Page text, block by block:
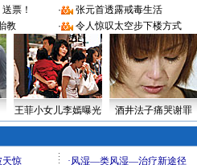
票！ ·
张元首透露戒毒生活
教 · 令人惊叹太空步下楼方式
王菲小女儿李嫣曝光 酒井法子痛哭谢罪